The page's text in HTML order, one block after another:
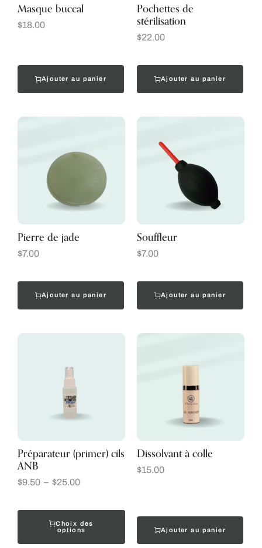
Masque buccal
$18.00
Ajouter au panier
Pochettes de
stérilisation
$22.00
Ajouter au panier
Pierre de jade
$7.00
Ajouter au panier
Souffleur
$7.00
Ajouter au panier
Préparateur (primer) cils
ANB
$9.50 – $25.00
Choix des
options
Dissolvant à colle
$15.00
Ajouter au panier